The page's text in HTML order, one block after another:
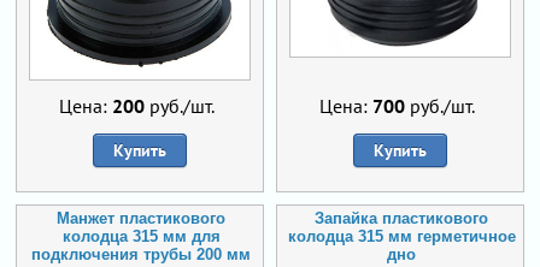
Цена: 200 руб./шт.
Купить
Цена: 700 руб./шт.
Купить
Манжет пластикового
колодца 315 мм для
подключения трубы 200 мм
Запайка пластикового
колодца 315 мм герметичное
дно